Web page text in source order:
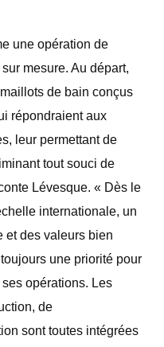
une opération de
mesure. Au départ,
de bain conçus
répondraient aux
leur permettant de
tout souci de
Lévesque. « Dès le
internationale, un
et des valeurs bien
une priorité pour
opérations. Les
de
sont toutes intégrées